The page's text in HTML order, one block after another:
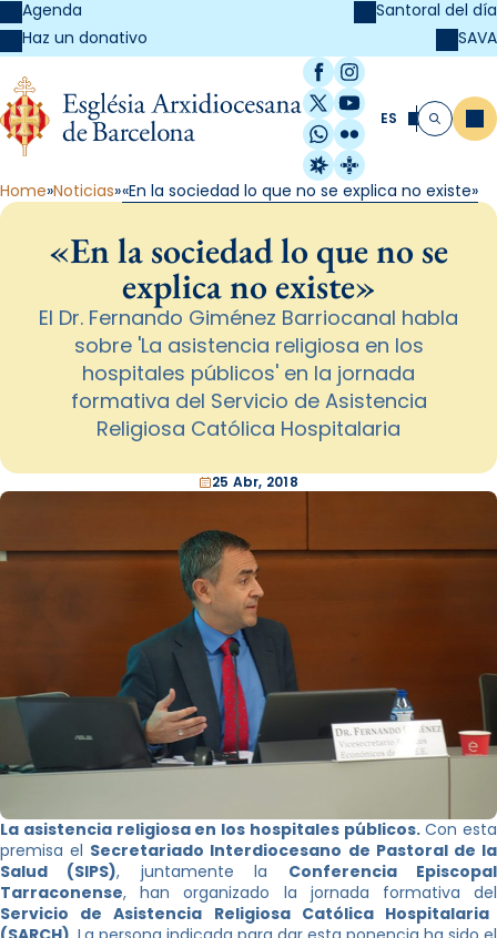
Agenda
Haz un donativo
Santoral del día
SAVA
Facebook
Instagram
X / Twitter
YouTube
WhatsApp
Flickr
Radio Estel
Catalunya
ES Buscar
Home Noticias «En la sociedad lo que no se explica no existe»
«En la sociedad lo que no se
explica no existe»
El Dr. Fernando Giménez Barriocanal habla
sobre 'La asistencia religiosa en los
hospitales públicos' en la jornada
formativa del Servicio de Asistencia
Religiosa Católica Hospitalaria
25 Abr, 2018
La asistencia religiosa en los hospitales públicos.Con esta
premisa el Secretariado Interdiocesano de Pastoral de la
Salud (SIPS), juntamente la Conferencia Episcopal
Tarraconense, han organizado la jornada formativa del
Servicio de Asistencia Religiosa Católica Hospitalaria